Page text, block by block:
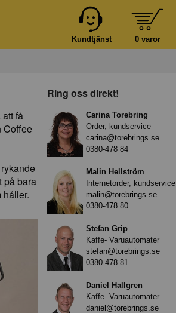
0 varor
Kundtjänst
få
Coffee
på bara
håller.
Ring oss direkt!
Carina Torebring
Order, kundservice
carina@torebrings.se
0380-478 84
Malin Hellström
Internetorder, kundservice
malin@torebrings.se
0380-478 80
Stefan Grip
Kaffe- Varuautomater
stefan@torebrings.se
0380-478 81
Daniel Hallgren
Kaffe- Varuautomater
daniel@torebrings.se